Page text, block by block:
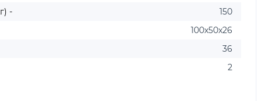
-
150
100x50x26
36
2